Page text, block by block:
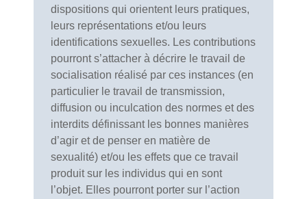
dispositions qui orientent leurs pratiques,
leurs représentations et/ou leurs
identifications sexuelles. Les contributions
pourront s’attacher à décrire le travail de
socialisation réalisé par ces instances (en
particulier le travail de transmission,
diffusion ou inculcation des normes et des
interdits définissant les bonnes manières
d’agir et de penser en matière de
sexualité) et/ou les effets que ce travail
produit sur les individus qui en sont
l’objet. Elles pourront porter sur l’action